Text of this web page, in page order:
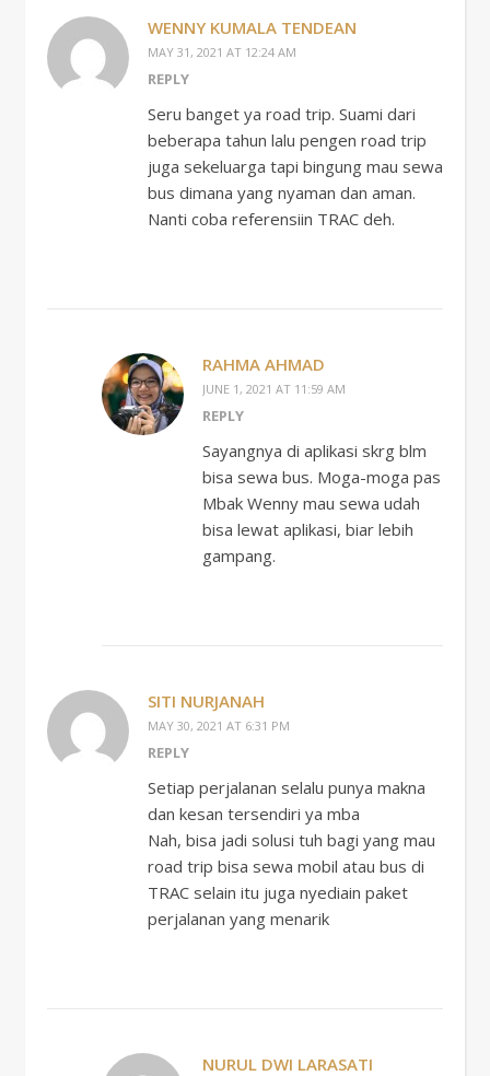
WENNY KUMALA TENDEAN
MAY 31, 2021 AT 12:24 AM
REPLY
Seru banget ya road trip. Suami dari
beberapa tahun lalu pengen road trip
juga sekeluarga tapi bingung mau sewa
bus dimana yang nyaman dan aman.
Nanti coba referensiin TRAC deh.
RAHMA AHMAD
JUNE 1, 2021 AT 11:59 AM
REPLY
Sayangnya di aplikasi skrg blm
bisa sewa bus. Moga-moga pas
Mbak Wenny mau sewa udah
bisa lewat aplikasi, biar lebih
gampang.
SITI NURJANAH
MAY 30, 2021 AT 6:31 PM
REPLY
Setiap perjalanan selalu punya makna
dan kesan tersendiri ya mba
Nah, bisa jadi solusi tuh bagi yang mau
road trip bisa sewa mobil atau bus di
TRAC selain itu juga nyediain paket
perjalanan yang menarik
NURUL DWI LARASATI